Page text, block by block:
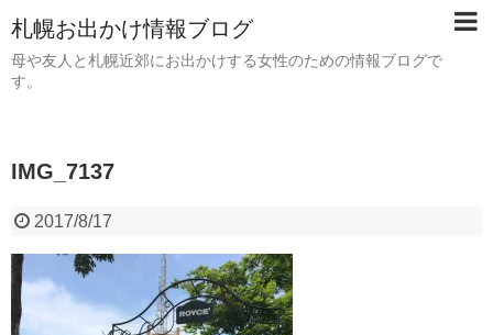
札幌お出かけ情報ブログ
母や友人と札幌近郊にお出かけする女性のための情報ブログで
す。
IMG_7137
2017/8/17